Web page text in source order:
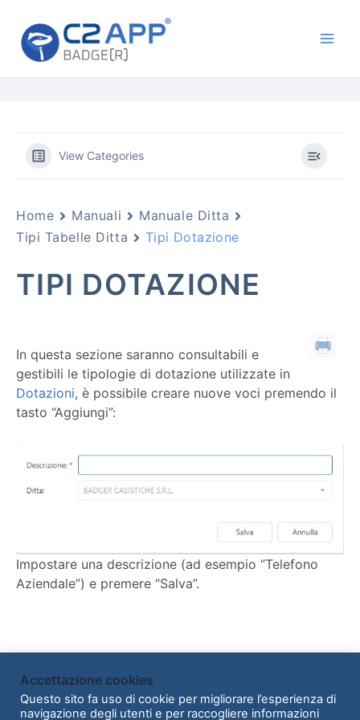
contenuto
View Categories
Home Manuali
Manuale Ditta
Tipi Tabelle Ditta
Tipi Dotazione
TIPI DOTAZIONE
In questa sezione saranno consultabili e
gestibili le tipologie di dotazione utilizzate in
Dotazioni, è possibile creare nuove voci premendo il
tasto “Aggiungi”:
Impostare una descrizione (ad esempio “Telefono
Aziendale”) e premere “Salva”.
Powered byBetterDocs
Accettazione cookies
Questo sito fa uso di cookie per migliorare l’esperienza di
navigazione degli utenti e per raccogliere informazioni